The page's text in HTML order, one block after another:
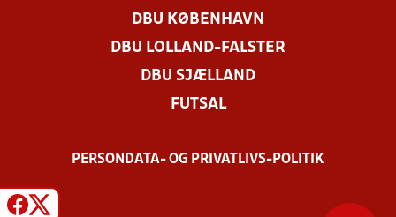
DBU KØBENHAVN
DBU LOLLAND-FALSTER
DBU SJÆLLAND
FUTSAL
PERSONDATA- OG PRIVATLIVS-POLITIK